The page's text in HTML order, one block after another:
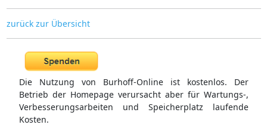
zurück zur Übersicht
Die Nutzung von Burhoff-Online ist kostenlos. Der
Betrieb der Homepage verursacht aber für Wartungs-,
Verbesserungsarbeiten und Speicherplatz laufende
Kosten.